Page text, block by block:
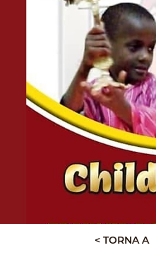
< TORNA A